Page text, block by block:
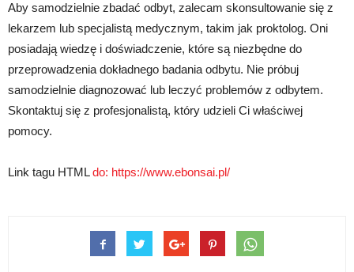
Aby samodzielnie zbadać odbyt, zalecam skonsultowanie się z
lekarzem lub specjalistą medycznym, takim jak proktolog. Oni
posiadają wiedzę i doświadczenie, które są niezbędne do
przeprowadzenia dokładnego badania odbytu. Nie próbuj
samodzielnie diagnozować lub leczyć problemów z odbytem.
Skontaktuj się z profesjonalistą, który udzieli Ci właściwej
pomocy.
Link tagu HTMLdo: https://www.ebonsai.pl/